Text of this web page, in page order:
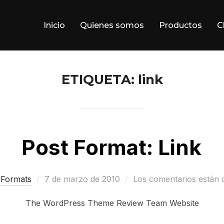
Inicio Quienes somos Productos
ETIQUETA: link
Post Format: Link
Publicado
7 de marzo de 2010 Los comentarios están
The WordPress Theme Review Team Website